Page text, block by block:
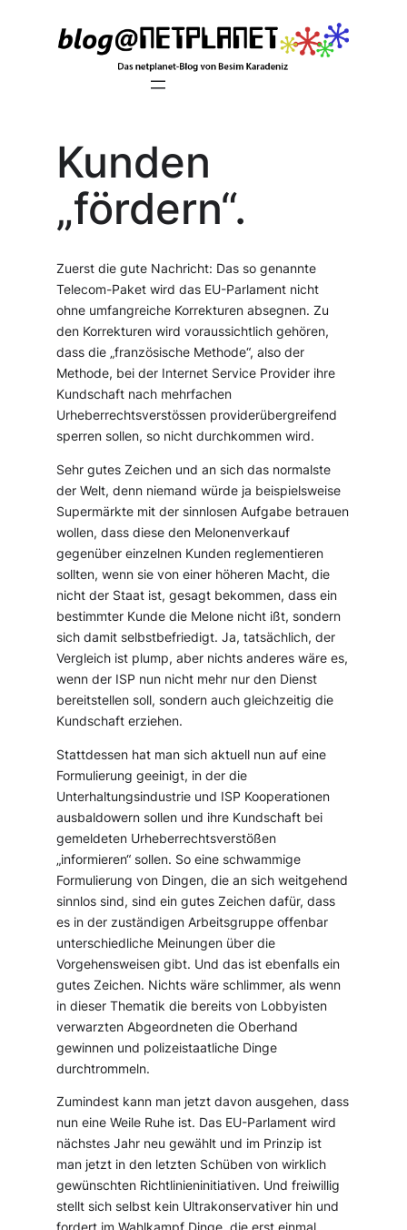
Kunden
„fördern“.
Zuerst die gute Nachricht: Das so genannte
Telecom-Paket wird das EU-Parlament nicht
ohne umfangreiche Korrekturen absegnen. Zu
den Korrekturen wird voraussichtlich gehören,
dass die „französische Methode“, also der
Methode, bei der Internet Service Provider ihre
Kundschaft nach mehrfachen
Urheberrechtsverstössen providerübergreifend
sperren sollen, so nicht durchkommen wird.
Sehr gutes Zeichen und an sich das normalste
der Welt, denn niemand würde ja beispielsweise
Supermärkte mit der sinnlosen Aufgabe betrauen
wollen, dass diese den Melonenverkauf
gegenüber einzelnen Kunden reglementieren
sollten, wenn sie von einer höheren Macht, die
nicht der Staat ist, gesagt bekommen, dass ein
bestimmter Kunde die Melone nicht ißt, sondern
sich damit selbstbefriedigt. Ja, tatsächlich, der
Vergleich ist plump, aber nichts anderes wäre es,
wenn der ISP nun nicht mehr nur den Dienst
bereitstellen soll, sondern auch gleichzeitig die
Kundschaft erziehen.
Stattdessen hat man sich aktuell nun auf eine
Formulierung geeinigt, in der die
Unterhaltungsindustrie und ISP Kooperationen
ausbaldowern sollen und ihre Kundschaft bei
gemeldeten Urheberrechtsverstößen
„informieren“ sollen. So eine schwammige
Formulierung von Dingen, die an sich weitgehend
sinnlos sind, sind ein gutes Zeichen dafür, dass
es in der zuständigen Arbeitsgruppe offenbar
unterschiedliche Meinungen über die
Vorgehensweisen gibt. Und das ist ebenfalls ein
gutes Zeichen. Nichts wäre schlimmer, als wenn
in dieser Thematik die bereits von Lobbyisten
verwarzten Abgeordneten die Oberhand
gewinnen und polizeistaatliche Dinge
durchtrommeln.
Zumindest kann man jetzt davon ausgehen, dass
nun eine Weile Ruhe ist. Das EU-Parlament wird
nächstes Jahr neu gewählt und im Prinzip ist
man jetzt in den letzten Schüben von wirklich
gewünschten Richtlinieninitiativen. Und freiwillig
stellt sich selbst kein Ultrakonservativer hin und